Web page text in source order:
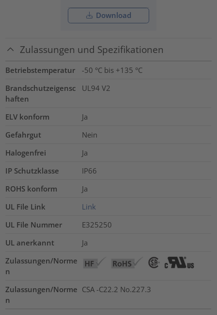
Download
Zulassungen und Spezifikationen
Betriebstemperatur
-50 °C bis +135 °C
Brandschutzeigensc
haften
UL94 V2
ELV konform
Ja
Gefahrgut
Nein
Halogenfrei
Ja
IP Schutzklasse
IP66
ROHS konform
Ja
UL File Link
Link
UL File Nummer
E325250
UL anerkannt
Ja
Zulassungen/Norme
n
Zulassungen/Norme
n
CSA -C22.2 No.227.3